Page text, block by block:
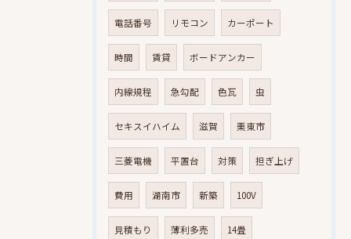
電話番号 リモコン カーポート
時間 賃貸 ボードアンカー
内線規程 急勾配 色瓦 虫
セキスイハイム 滋賀 栗東市
三菱電機 平置台 対策 担ぎ上げ
費用 湖南市 新築 100V
見積もり 薄利多売 14畳